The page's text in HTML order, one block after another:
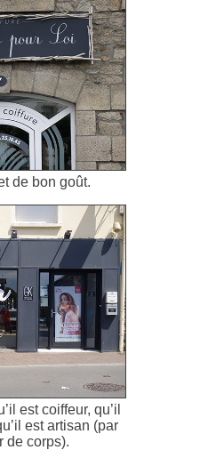
de bon goût.
est coiffeur, qu’il
est artisan (par
de corps).